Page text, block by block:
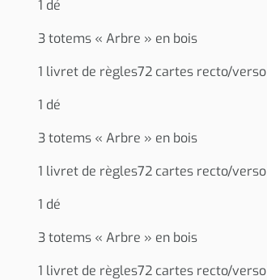
1 dé
3 totems « Arbre » en bois
1 livret de règles72 cartes recto/verso
1 dé
3 totems « Arbre » en bois
1 livret de règles72 cartes recto/verso
1 dé
3 totems « Arbre » en bois
1 livret de règles72 cartes recto/verso